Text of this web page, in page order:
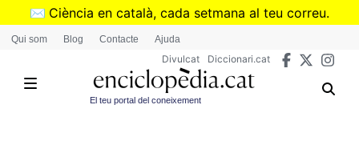
Vés
✉️ Ciència en català, cada setmana al teu correu.
➜Subscriu-te al butlletí de Divulcat
Qui som Blog Contacte Ajuda
Divulcat Diccionari.cat
El teu portal del coneixement